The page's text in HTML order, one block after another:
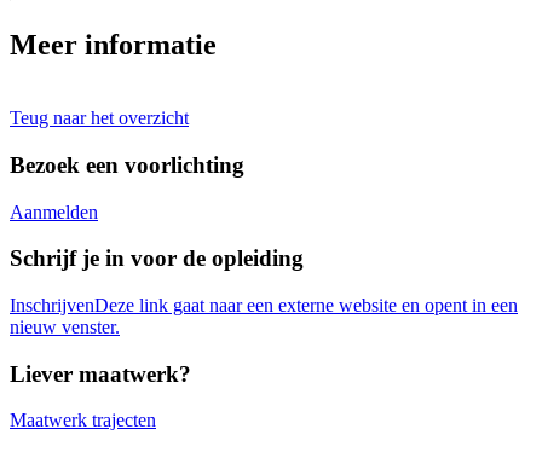
Meer informatie
Teug naar het overzicht
Bezoek een voorlichting
Aanmelden
Schrijf je in voor de opleiding
InschrijvenDeze link gaat naar een externe website en opent in een
nieuw venster.
Liever maatwerk?
Maatwerk trajecten